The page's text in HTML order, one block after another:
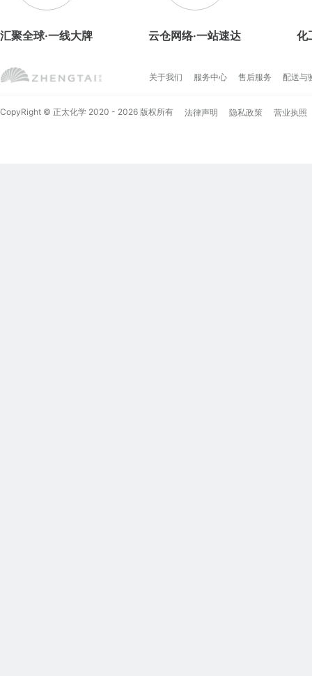
汇聚全球·一线大牌 云仓网络·一站速达 化
关于我们 服务中心 售后服务 配送与
CopyRight © 正太化学 2020 - 2026 版权所有 法律声明 隐私政策 营业执照